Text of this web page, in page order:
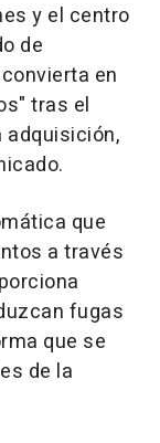
y el centro
de
en
tras el
adquisición,
que
a través
fugas
que se
de la